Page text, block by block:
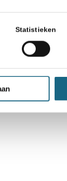
Statistieken